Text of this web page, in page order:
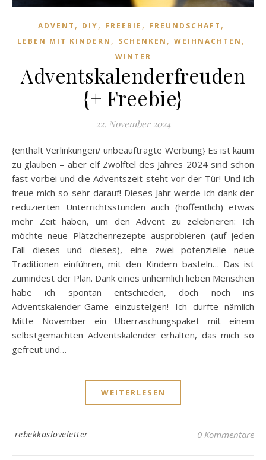
ADVENT , DIY, FREEBIE , FREUNDSCHAFT ,
LEBEN MIT KINDERN , SCHENKEN , WEIHNACHTEN ,
WINTER
Adventskalenderfreuden
{+ Freebie}
22. November 2024
{enthält Verlinkungen/ unbeauftragte Werbung} Es ist kaum
zu glauben – aber elf Zwölftel des Jahres 2024 sind schon
fast vorbei und die Adventszeit steht vor der Tür! Und ich
freue mich so sehr darauf! Dieses Jahr werde ich dank der
reduzierten Unterrichtsstunden auch (hoffentlich) etwas
mehr Zeit haben, um den Advent zu zelebrieren: Ich
möchte neue Plätzchenrezepte ausprobieren (auf jeden
Fall dieses und dieses), eine zwei potenzielle neue
Traditionen einführen, mit den Kindern basteln… Das ist
zumindest der Plan. Dank eines unheimlich lieben Menschen
habe ich spontan entschieden, doch noch ins
Adventskalender-Game einzusteigen! Ich durfte nämlich
Mitte November ein Überraschungspaket mit einem
selbstgemachten Adventskalender erhalten, das mich so
gefreut und…
WEITERLESEN
rebekkasloveletter 0 Kommentare